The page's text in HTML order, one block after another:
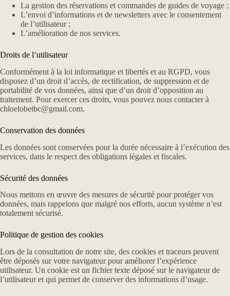
La gestion des réservations et commandes de guides de voyage ;
L’envoi d’informations et de newsletters avec le consentement
de l’utilisateur ;
L’amélioration de nos services.
Droits de l’utilisateur
Conformément à la loi informatique et libertés et au RGPD, vous
disposez d’un droit d’accès, de rectification, de suppression et de
portabilité de vos données, ainsi que d’un droit d’opposition au
traitement. Pour exercer ces droits, vous pouvez nous contacter à
chloelobetbc@gmail.com.
Conservation des données
Les données sont conservées pour la durée nécessaire à l’exécution des
services, dans le respect des obligations légales et fiscales.
Sécurité des données
Nous mettons en œuvre des mesures de sécurité pour protéger vos
données, mais rappelons que malgré nos efforts, aucun système n’est
totalement sécurisé.
Politique de gestion des cookies
Lors de la consultation de notre site, des cookies et traceurs peuvent
être déposés sur votre navigateur pour améliorer l’expérience
utilisateur. Un cookie est un fichier texte déposé sur le navigateur de
l’utilisateur et qui permet de conserver des informations d’usage.